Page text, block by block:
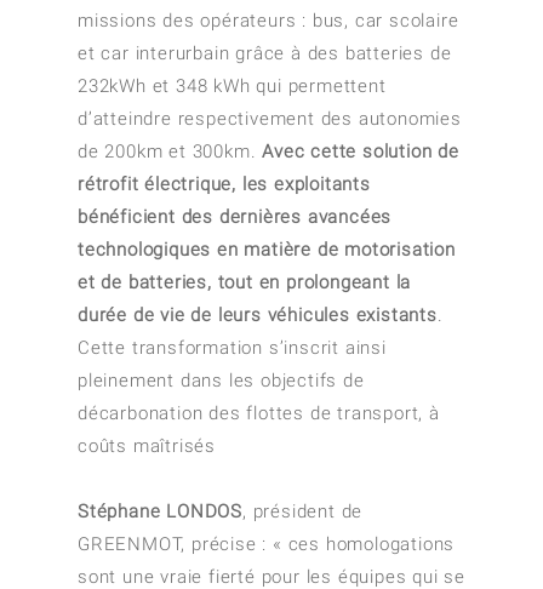
missions des opérateurs : bus, car scolaire
et car interurbain grâce à des batteries de
232kWh et 348 kWh qui permettent
d’atteindre respectivement des autonomies
de 200km et 300km.Avec cette solution de
rétrofit électrique, les exploitants
bénéficient des dernières avancées
technologiques en matière de motorisation
et de batteries, tout en prolongeant la
durée de vie de leurs véhicules existants.
Cette transformation s’inscrit ainsi
pleinement dans les objectifs de
décarbonation des flottes de transport, à
coûts maîtrisés
Stéphane LONDOS, président de
GREENMOT, précise : « ces homologations
sont une vraie fierté pour les équipes qui se